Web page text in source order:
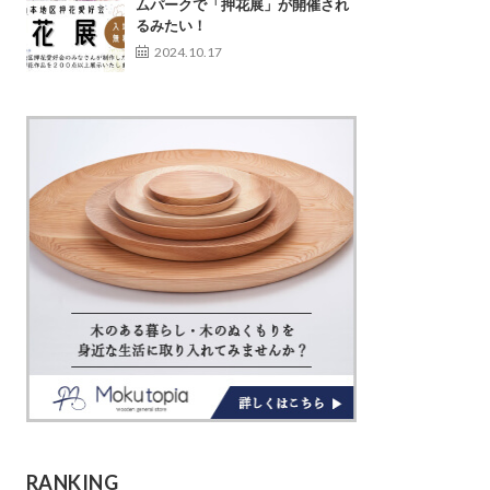
ムパークで「押花展」が開催され
るみたい！
2024.10.17
RANKING